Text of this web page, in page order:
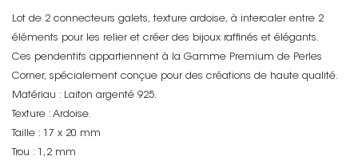
Lot de 2 connecteurs galets, texture ardoise, à intercaler entre 2
éléments pour les relier et créer des bijoux raffinés et élégants.
Ces pendentifs appartiennent à la Gamme Premium de Perles
Corner, spécialement conçue pour des créations de haute qualité.
Matériau : Laiton argenté 925.
Texture : Ardoise.
Taille : 17 x 20 mm
Trou : 1,2 mm